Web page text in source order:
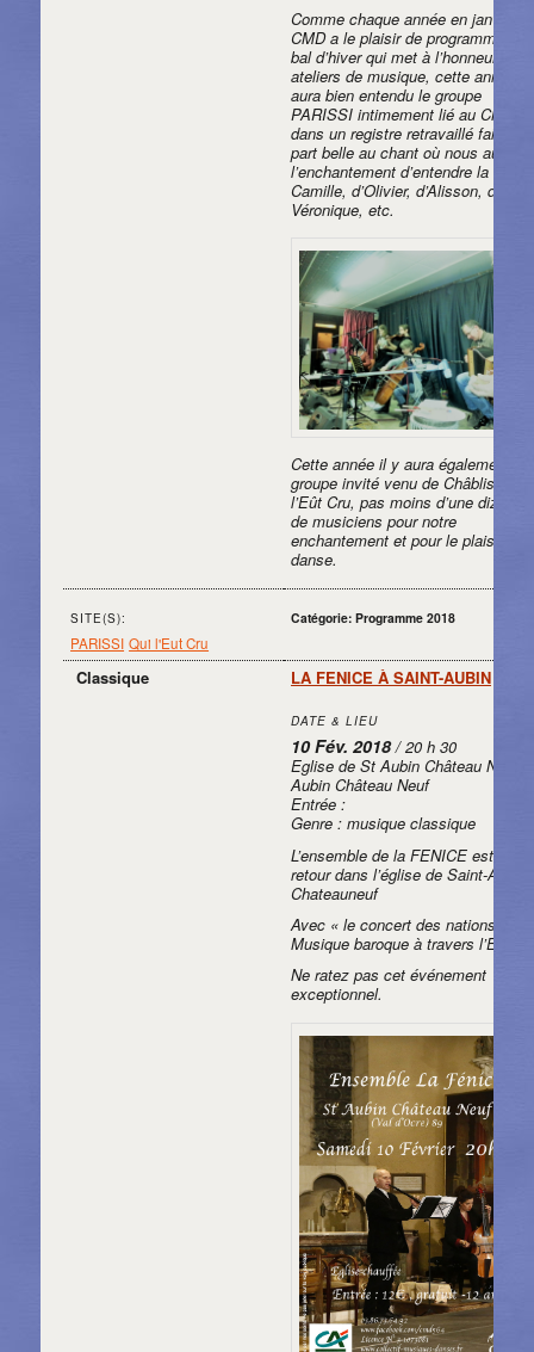
Comme chaque année en janvier le
CMD a le plaisir de programmer
bal d’hiver qui met à l’honneur ces
ateliers de musique, cette année il
aura bien entendu le groupe
PARISSI intimement lié au CMD,
dans un registre retravaillé faisant
part belle au chant où nous aurons
l’enchantement d’entendre la voix
Camille, d’Olivier, d’Alisson, de
Véronique, etc.
Cette année il y aura également un
groupe invité venu de Châblis, Qui
l’Eût Cru, pas moins d’une dizaine
de musiciens pour notre
enchantement et pour le plaisir de
danse.
SITE(S):
PARISSI Qui l'Eut Cru
Catégorie: Programme 2018
Classique LA FENICE À SAINT-AUBIN
DATE & LIEU
10 Fév. 2018/ 20 h 30
Eglise de St Aubin Château Neuf,
Aubin Château Neuf
Entrée :
Genre : musique classique
L’ensemble de la FENICE est de
retour dans l’église de Saint-Aubin
Chateauneuf
Avec « le concert des nations »
Musique baroque à travers
Ne ratez pas cet événement
exceptionnel.